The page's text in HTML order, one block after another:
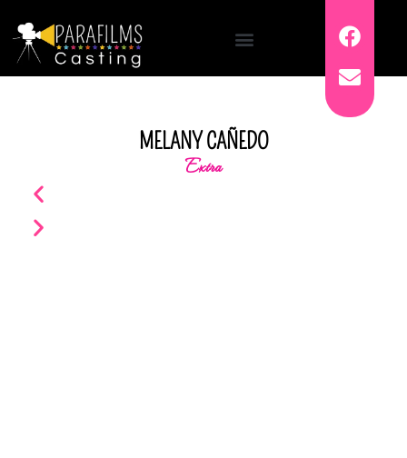
MELANY CAÑEDO
Extra